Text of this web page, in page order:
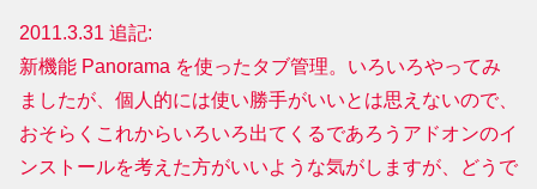
2011.3.31 追記:
新機能 Panorama を使ったタブ管理。いろいろやってみ
ましたが、個人的には使い勝手がいいとは思えないので、
おそらくこれからいろいろ出てくるであろうアドオンのイ
ンストールを考えた方がいいような気がしますが、どうで